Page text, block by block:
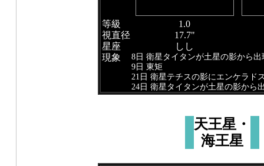
等級
1.0
視直径
17.7"
星座
しし
現象
8日 衛星タイタンが土星の影から出
9日 東矩
21日 衛星テチスの影にエンケラド
24日 衛星タイタンが土星の影から
天王星・
海王星